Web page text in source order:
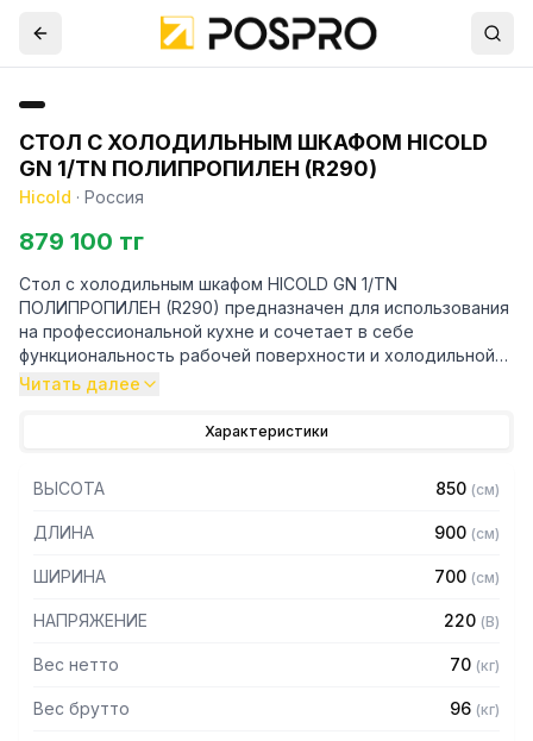
СТОЛ С ХОЛОДИЛЬНЫМ ШКАФОМ HICOLD
GN 1/TN ПОЛИПРОПИЛЕН (R290)
Hicold · Россия
879 100 тг
Стол с холодильным шкафом HICOLD GN 1/TN
ПОЛИПРОПИЛЕН (R290) предназначен для использования
на профессиональной кухне и сочетает в себе
функциональность рабочей поверхности и холодильной
камеры. Он используется для приготовления и хранения
Конструкция стола включает в себя полипропиленовую
Благодаря высокой функциональности и универсальности,
использование стола с холодильным шкафом HICOLD GN
1/TN ПОЛИПРОПИЛЕН (R290) сэкономит пространство
кухни, а также станет незаменимым при приготовлении и
полуфабрикатов.
Технические характеристики:
— Материал корпуса: нержавеющая сталь
Читать далее
Характеристики
ВЫСОТА 850 (см)
ДЛИНА 900 (см)
ШИРИНА 700 (см)
НАПРЯЖЕНИЕ 220 (В)
Вес нетто 70 (кг)
Вес брутто 96 (кг)